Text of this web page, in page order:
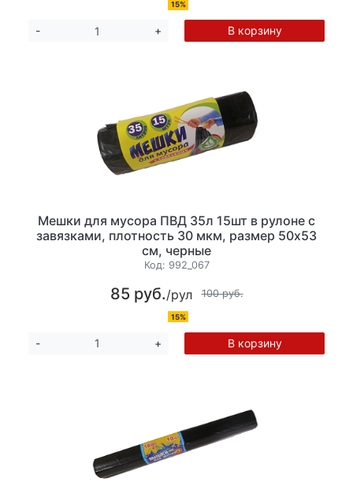
15%
- + В корзину
Мешки для мусора ПВД 35л 15шт в рулоне с
завязками, плотность 30 мкм, размер 50х53
см, черные
Код: 992_067
85 руб./рул 100 руб.
15%
- + В корзину